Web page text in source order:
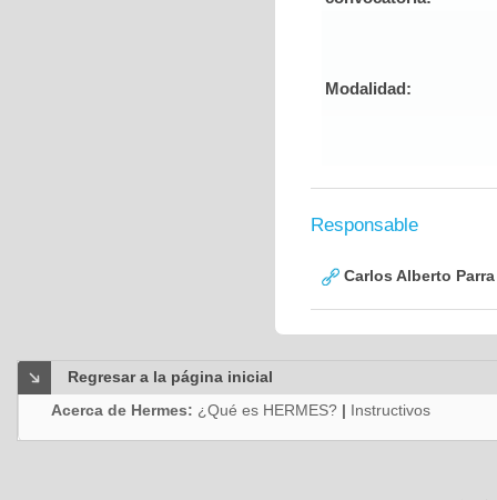
Modalidad:
Responsable
Carlos Alberto
Regresar a la página inicial
Acerca de Hermes: ¿Qué es HERMES? | Instructivos